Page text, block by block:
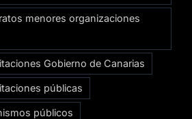
menores organizaciones
Gobierno de Canarias
públicas
públicos